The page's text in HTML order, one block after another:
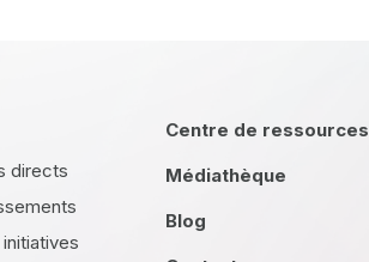
directs
Centre de ressources
Médiathèque
Blog